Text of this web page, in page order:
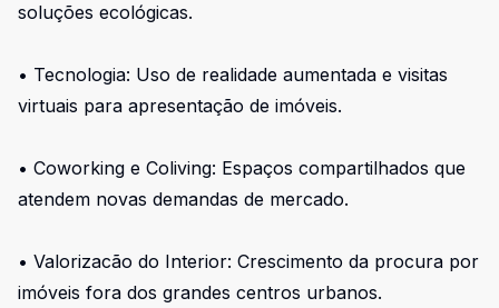
soluções ecológicas.
• Tecnologia: Uso de realidade aumentada e visitas
virtuais para apresentação de imóveis.
• Coworking e Coliving: Espaços compartilhados que
atendem novas demandas de mercado.
• Valorizacão do Interior: Crescimento da procura por
imóveis fora dos grandes centros urbanos.